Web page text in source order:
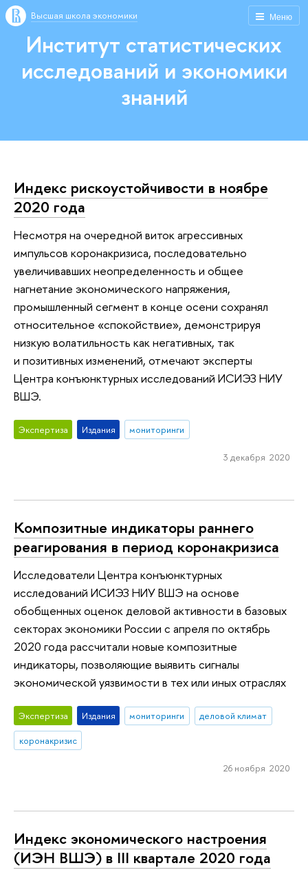
Меню
Высшая школа экономики
Институт статистических
исследований и экономики
знаний
Индекс рискоустойчивости в ноябре
2020 года
Несмотря на очередной виток агрессивных
импульсов коронакризиса, последовательно
увеличивавших неопределенность и общее
нагнетание экономического напряжения,
промышленный сегмент в конце осени сохранял
относительное «спокойствие», демонстрируя
низкую волатильность как негативных, так
и позитивных изменений, отмечают эксперты
Центра конъюнктурных исследований ИСИЭЗ НИУ
ВШЭ.
Экспертиза Издания мониторинги
3 декабря 2020
Композитные индикаторы раннего
реагирования в период коронакризиса
Исследователи Центра конъюнктурных
исследований ИСИЭЗ НИУ ВШЭ на основе
обобщенных оценок деловой активности в базовых
секторах экономики России с апреля по октябрь
2020 года рассчитали новые композитные
индикаторы, позволяющие выявить сигналы
экономической уязвимости в тех или иных отраслях
Экспертиза Издания мониторинги
деловой климат
коронакризис
26 ноября 2020
Индекс экономического настроения
(ИЭН ВШЭ) в III квартале 2020 года